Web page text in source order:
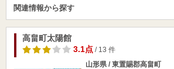
関連情報から探す
高畠町太陽館
3.1点/ 13 件
山形県 / 東置賜郡高畠町